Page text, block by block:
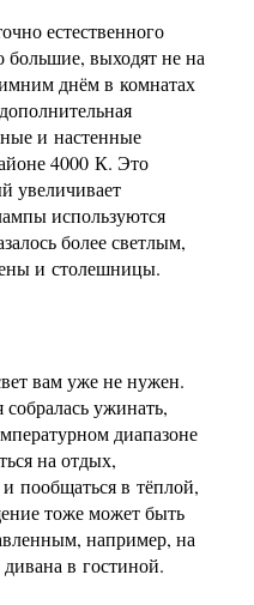
естественного
большие, выходят не на
днём в комнатах
и настенные
4000 К. Это
увеличивает
используются
более светлым,
и столешницы.
вам уже не нужен.
ужинать,
диапазоне
на отдых,
и пообщаться в тёплой,
тоже может быть
например, на
в гостиной.